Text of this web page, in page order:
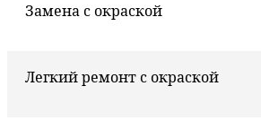
Замена с окраской
Легкий ремонт с окраской